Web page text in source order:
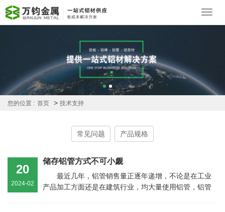
您的位置 : 首页 > 技术支持
常见问题 产品规格
20
2024-02
储存铝管方式不可小觑
最近几年，铝管销售量正逐年递增，不论是在工业
产品加工方面还是在建筑行业，均大量使用铝管，铝管